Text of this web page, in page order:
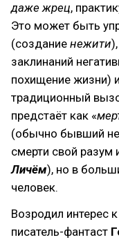
даже жрец,
Это может быть
(создание нежити
заклинаний
похищение жизни)
традиционный
предстаёт как «
(обычно бывший
смерти свой разум
Личём), но в
человек.
Возродил интерес
писатель-фантаст